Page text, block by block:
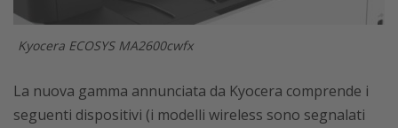
Kyocera ECOSYS MA2600cwfx
La nuova gamma annunciata da Kyocera comprende i
seguenti dispositivi (i modelli wireless sono segnalati